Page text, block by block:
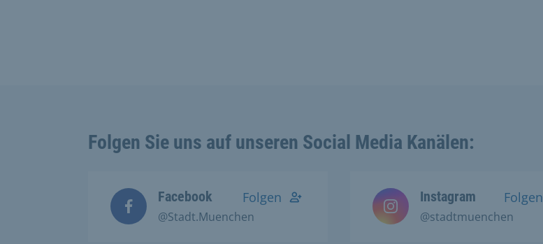
Folgen Sie uns auf unseren Social Media Kanälen:
Facebook
@Stadt.Muenchen
Folgen Instagram
@stadtmuenchen
Folgen